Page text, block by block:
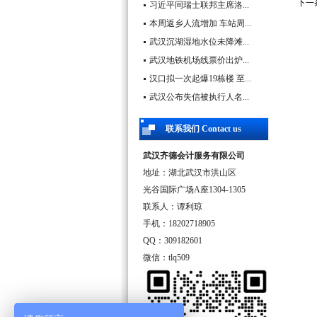
习近平同瑞士联邦主席洛...
本周返乡人流增加 车站周...
武汉沉湖湿地水位未降滩...
武汉地铁机场线票价出炉...
汉口拟一次起爆19栋楼 至...
武汉公布失信被执行人名...
联系我们 Contact us
武汉齐德会计服务有限公司
地址：湖北武汉市洪山区
光谷国际广场A座1304-1305
联系人：谭利琼
手机：18202718905
QQ：309182601
微信：tlq509
下一